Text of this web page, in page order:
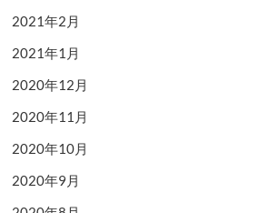
2021年2月
2021年1月
2020年12月
2020年11月
2020年10月
2020年9月